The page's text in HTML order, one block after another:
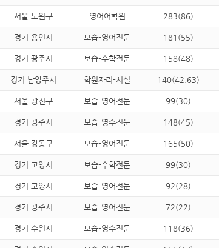
서울 노원구 영어어학원 283(86)
경기 용인시 보습-영어전문 181(55)
경기 광주시 보습-수학전문 158(48)
경기 남양주시 학원자리-시설 140(42.63)
서울 광진구 보습-영어전문 99(30)
경기 광주시 보습-영수전문 148(45)
서울 강동구 보습-영어전문 165(50)
경기 고양시 보습-수학전문 99(30)
경기 고양시 보습-영어전문 92(28)
경기 광주시 보습-영어전문 72(22)
경기 수원시 보습-영수전문 118(36)